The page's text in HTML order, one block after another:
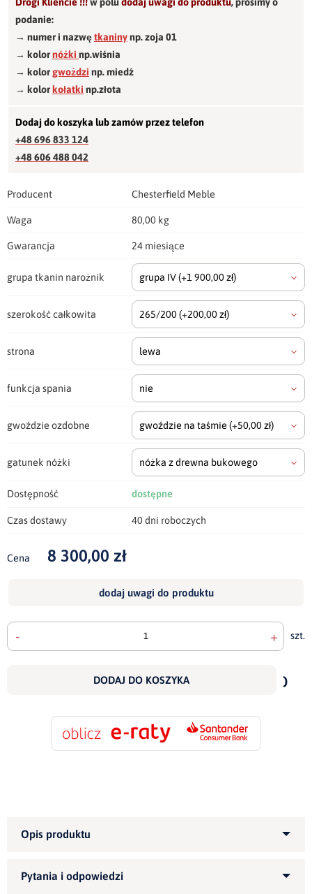
podanie:
→ numer i nazwętkaninynp. zoja 01
→ kolornóżki np.wiśnia
→ kolorgwożdzi np. miedź
→ kolorkołatki np.złota
Dodaj do koszyka lub zamów przez telefon
+48 696 833 124
+48 606 488 042
Producent Chesterfield Meble
Waga 80,00 kg
Gwarancja 24 miesiące
grupa tkanin narożnik grupa IV(+1 900,00 zł)
szerokość całkowita 265/200(+200,00 zł)
strona lewa
funkcja spania nie
gwoździe ozdobne gwoździe na taśmie (+50,00 zł)
gatunek nóżki nóżka z drewna bukowego
Dostępność dostępne
Czas dostawy 40 dni roboczych
Cena 8 300,00 zł
dodaj uwagi do produktu
- + szt.
DODAJ DO KOSZYKA
do